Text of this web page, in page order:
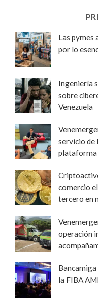
Las pymes
por lo
Ingeniería
sobre
Venezuela
servicio de
plataforma
comercio
tercero en
operación
la FIBA